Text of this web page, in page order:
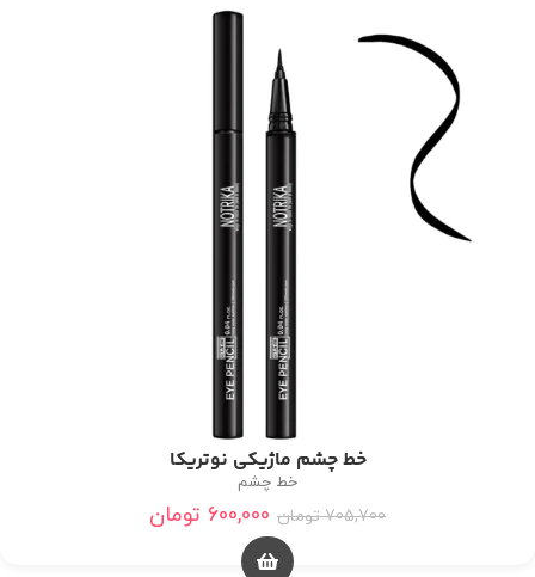
خط چشم ماژیکی نوتریکا
خط چشم
705,700 تومان 600,000 تومان